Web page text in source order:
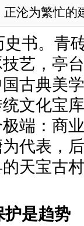
沦为繁忙的
书。青
艺，亭
古典美
文化宝
端：商
代表，
天宝古
护是趋势